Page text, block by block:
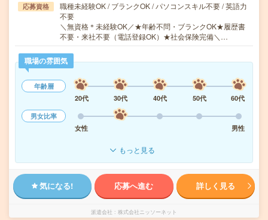
応募資格
職種未経験OK / ブランクOK / パソコンスキル不要 / 英語力
不要
＼無資格＊未経験OK／★年齢不問・ブランクOK★履歴書
不要・来社不要（電話登録OK）★社会保険完備＼…
職場の雰囲気
年齢層
20代
30代 40代 50代
60代
男女比率
女性
男性
もっと見る
気になる! 応募へ進む 詳しく見る
派遣会社 株式会社ニッソーネット